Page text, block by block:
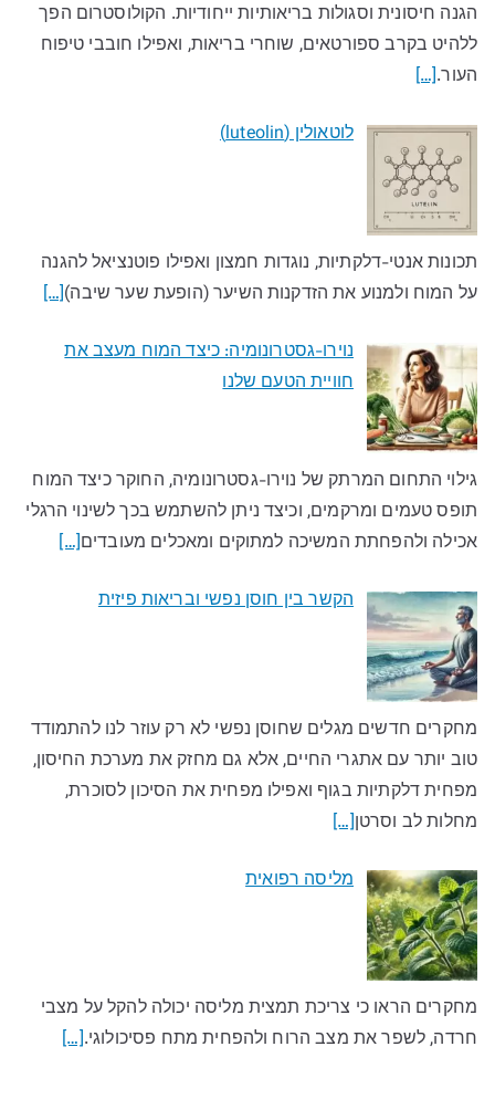
הגנה חיסונית וסגולות בריאותיות ייחודיות. הקולוסטרום הפך
ללהיט בקרב ספורטאים, שוחרי בריאות, ואפילו חובבי טיפוח
העור.[…]
לוטאולין (luteolin)
תכונות אנטי-דלקתיות, נוגדות חמצון ואפילו פוטנציאל להגנה
על המוח ולמנוע את הזדקנות השיער (הופעת שער שיבה)[…]
נוירו-גסטרונומיה: כיצד המוח מעצב את
חוויית הטעם שלנו​
גילוי התחום המרתק של נוירו-גסטרונומיה, החוקר כיצד המוח
תופס טעמים ומרקמים, וכיצד ניתן להשתמש בכך לשינוי הרגלי
אכילה ולהפחתת המשיכה למתוקים ומאכלים מעובדים​[…]
הקשר בין חוסן נפשי ובריאות פיזית
מחקרים חדשים מגלים שחוסן נפשי לא רק עוזר לנו להתמודד
טוב יותר עם אתגרי החיים, אלא גם מחזק את מערכת החיסון,
מפחית דלקתיות בגוף ואפילו מפחית את הסיכון לסוכרת,
מחלות לב וסרטן[…]
מליסה רפואית
מחקרים הראו כי צריכת תמצית מליסה יכולה להקל על מצבי
חרדה, לשפר את מצב הרוח ולהפחית מתח פסיכולוגי.[…]